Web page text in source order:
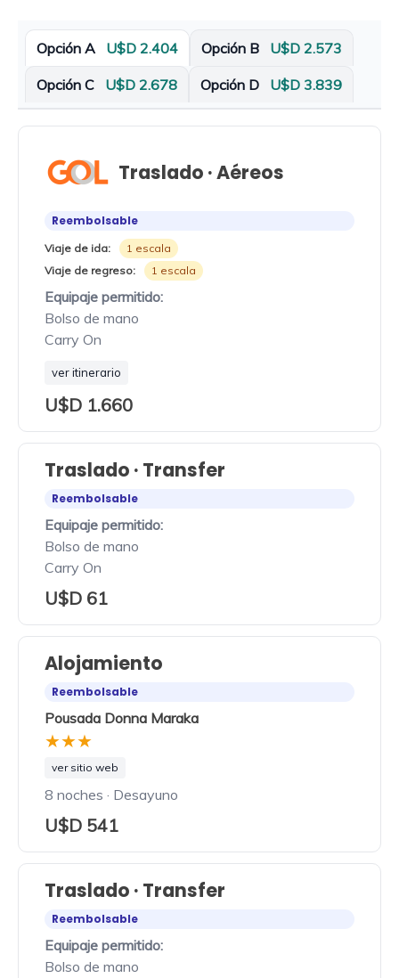
Opción A U$D 2.404 Opción B U$D 2.573
Opción C U$D 2.678 Opción D U$D 3.839
Traslado · Aéreos
Reembolsable
Viaje de ida:
1 escala
Viaje de regreso:
1 escala
Equipaje permitido:
Bolso de mano
Carry On
ver itinerario
U$D 1.660
Traslado · Transfer
Reembolsable
Equipaje permitido:
Bolso de mano
Carry On
U$D 61
Alojamiento
Reembolsable
Pousada Donna Maraka
★★★
ver sitio web
8 noches · Desayuno
U$D 541
Traslado · Transfer
Reembolsable
Equipaje permitido:
Bolso de mano